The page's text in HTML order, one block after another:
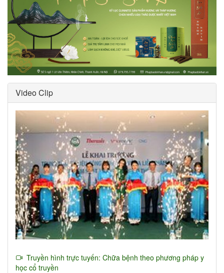
Video Clip
Truyền hình trực tuyến: Chữa bệnh theo phương pháp y
học cổ truyền